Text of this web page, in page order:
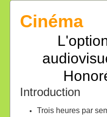
Cinéma
Introduction
Trois heures par